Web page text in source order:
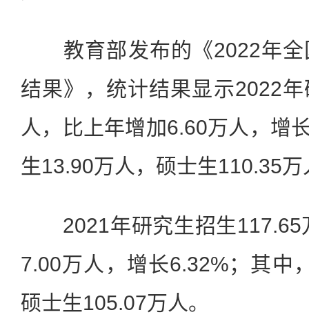
教育部发布的《2022年全
结果》，统计结果显示2022
人，比上年增加6.60万人，增
生13.90万人，硕士生110.35万
2021年研究生招生117.65
7.00万人，增长6.32%；其中
硕士生105.07万人。